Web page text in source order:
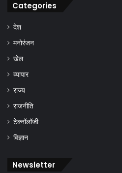
Categories
देश
मनोरंजन
खेल
व्यापार
राज्य
राजनीति
टेक्नॉलॉजी
विज्ञान
Newsletter